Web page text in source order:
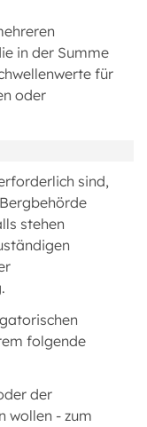
in der Summe
für
oder
sind,
stehen
folgende
der
wollen - zum